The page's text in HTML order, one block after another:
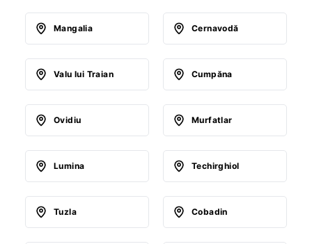
Mangalia Cernavodă
Valu lui Traian Cumpăna
Ovidiu Murfatlar
Lumina Techirghiol
Tuzla Cobadin